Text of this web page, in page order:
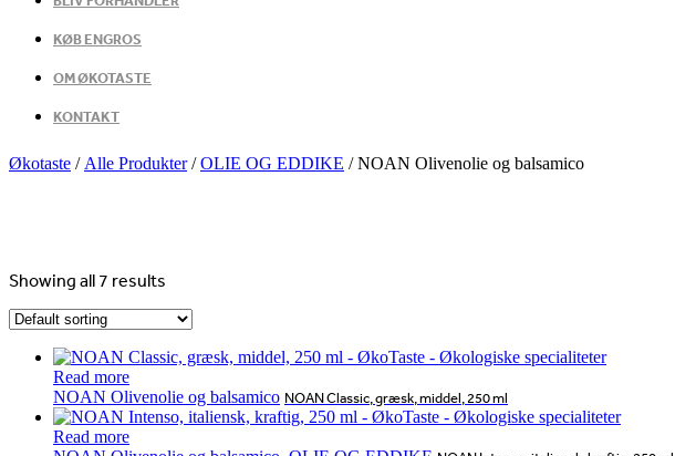
KØB ENGROS
OM ØKOTASTE
KONTAKT
Økotaste / Alle Produkter/OLIE OG EDDIKE /NOAN Olivenolie og balsamico
Showing all 7 results
Read more
NOAN Olivenolie og balsamico NOAN Classic, græsk, middel, 250 ml
Read more